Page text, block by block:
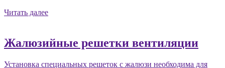
Читать далее
Жалюзийные решетки вентиляции
Установка специальных решеток с жалюзи необходима для